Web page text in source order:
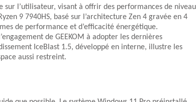
sur l’utilisateur, visant à offrir des performances de niveau
9 7940HS, basé sur l’architecture Zen 4 gravée en 4
de performance et d’efficacité énergétique.
de GEEKOM à adopter les dernières
IceBlast 1.5, développé en interne, illustre les
aussi restreint.